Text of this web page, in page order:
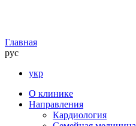
Главная
рус
укр
О клинике
Направления
Кардиология